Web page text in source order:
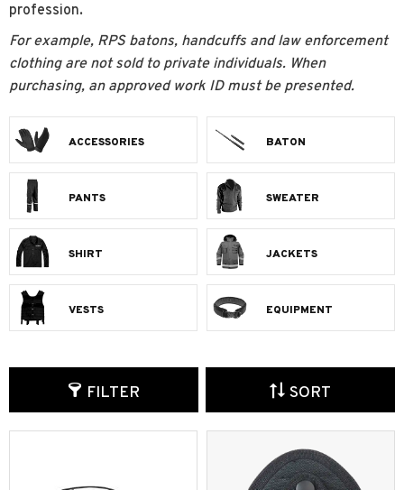
profession.
For example, RPS batons, handcuffs and law enforcement
clothing are not sold to private individuals. When
purchasing, an approved work ID must be presented.
ACCESSORIES BATON
PANTS SWEATER
SHIRT JACKETS
VESTS EQUIPMENT
FILTER SORT